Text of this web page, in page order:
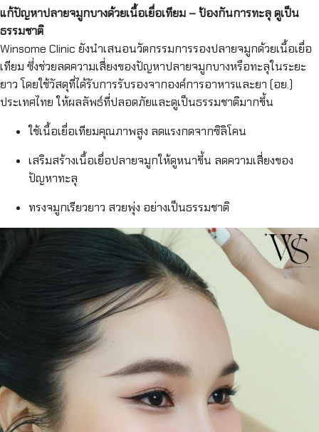
แก้ปัญหาปลายจมูกบางด้วยเนื้อเยื่อเทียม – ป้องกันการทะลุ ดูเป็น
ธรรมชาติ
Winsome Clinic ยังนำเสนอนวัตกรรมการรองปลายจมูกด้วยเนื้อเยื่อ
เทียม ซึ่งช่วยลดความเสี่ยงของปัญหาปลายจมูกบางหรือทะลุในระยะ
ยาว โดยใช้วัสดุที่ได้รับการรับรองจากองค์การอาหารและยา (อย.)
ประเทศไทย ให้ผลลัพธ์ที่ปลอดภัยและดูเป็นธรรมชาติมากขึ้น
ใช้เนื้อเยื่อเทียมคุณภาพสูง ลดแรงกดจากซิลิโคน
เสริมสร้างเนื้อเยื่อปลายจมูกให้ดูหนาขึ้น ลดความเสี่ยงของ
ปัญหาทะลุ
ทรงจมูกเรียวยาว สวยพุ่ง อย่างเป็นธรรมชาติ